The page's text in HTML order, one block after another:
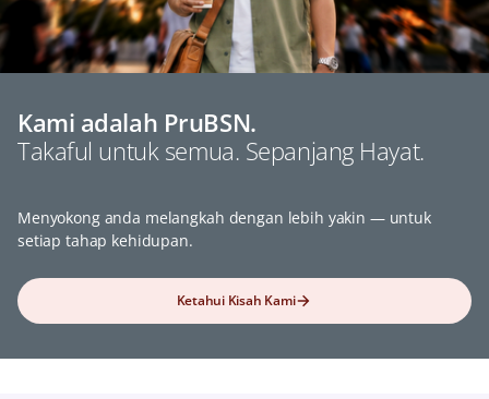
Kami adalah PruBSN.
Takaful untuk semua. Sepanjang Hayat.
Menyokong anda melangkah dengan lebih yakin — untuk
setiap tahap kehidupan.
Ketahui Kisah Kami